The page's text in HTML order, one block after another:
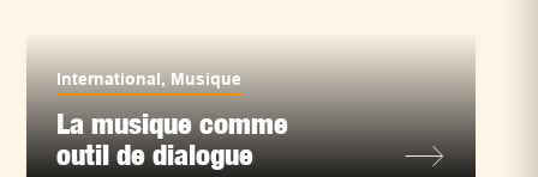
International, Musique
La musique comme
outil de dialogue